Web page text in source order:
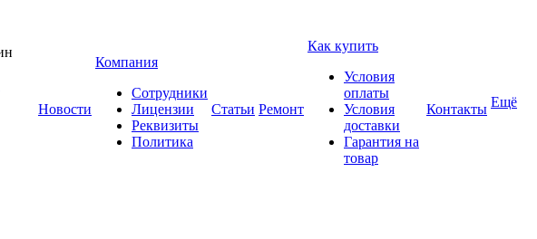
Новости
Компания
Сотрудники
Лицензии
Реквизиты
Политика
Статьи Ремонт
Как купить
Условия
оплаты
Условия
доставки
Гарантия на
товар
Контакты Ещё